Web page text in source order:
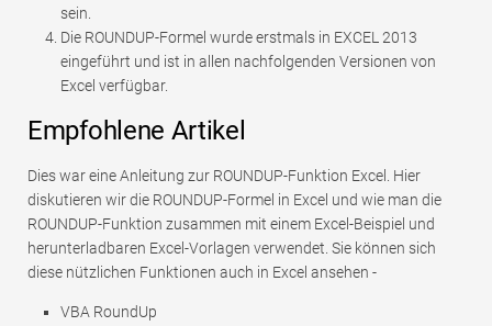
sein.
Die ROUNDUP-Formel wurde erstmals in EXCEL 2013
eingeführt und ist in allen nachfolgenden Versionen von
Excel verfügbar.
Empfohlene Artikel
Dies war eine Anleitung zur ROUNDUP-Funktion Excel. Hier
diskutieren wir die ROUNDUP-Formel in Excel und wie man die
ROUNDUP-Funktion zusammen mit einem Excel-Beispiel und
herunterladbaren Excel-Vorlagen verwendet. Sie können sich
diese nützlichen Funktionen auch in Excel ansehen -
VBA RoundUp